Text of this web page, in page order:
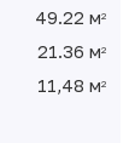
49.22 м2
21.36 м2
11,48 м2